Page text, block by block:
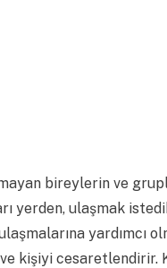
bireylerin ve
yerden, ulaşmak
yardımcı
kişiyi cesaretlendirir.